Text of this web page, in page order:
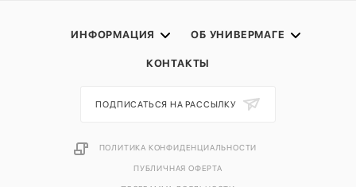
ИНФОРМАЦИЯ ОБ УНИВЕРМАГЕ
КОНТАКТЫ
ПОДПИСАТЬСЯ НА РАССЫЛКУ
ПОЛИТИКА КОНФИДЕНЦИАЛЬНОСТИ
ПУБЛИЧНАЯ ОФЕРТА